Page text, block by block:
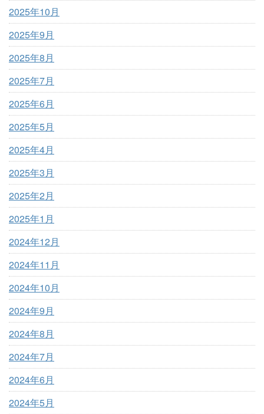
2025年10月
2025年9月
2025年8月
2025年7月
2025年6月
2025年5月
2025年4月
2025年3月
2025年2月
2025年1月
2024年12月
2024年11月
2024年10月
2024年9月
2024年8月
2024年7月
2024年6月
2024年5月